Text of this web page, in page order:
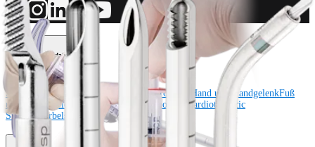
Operationsverfahren
Schulter Knie Ellenbogen Schulterendoprothetik Hand und HandgelenkFuß
und Sprunggelenk
Trauma Hüfte Orthobiologie
Cardiothoracic
Surgery
Wirbelsäule